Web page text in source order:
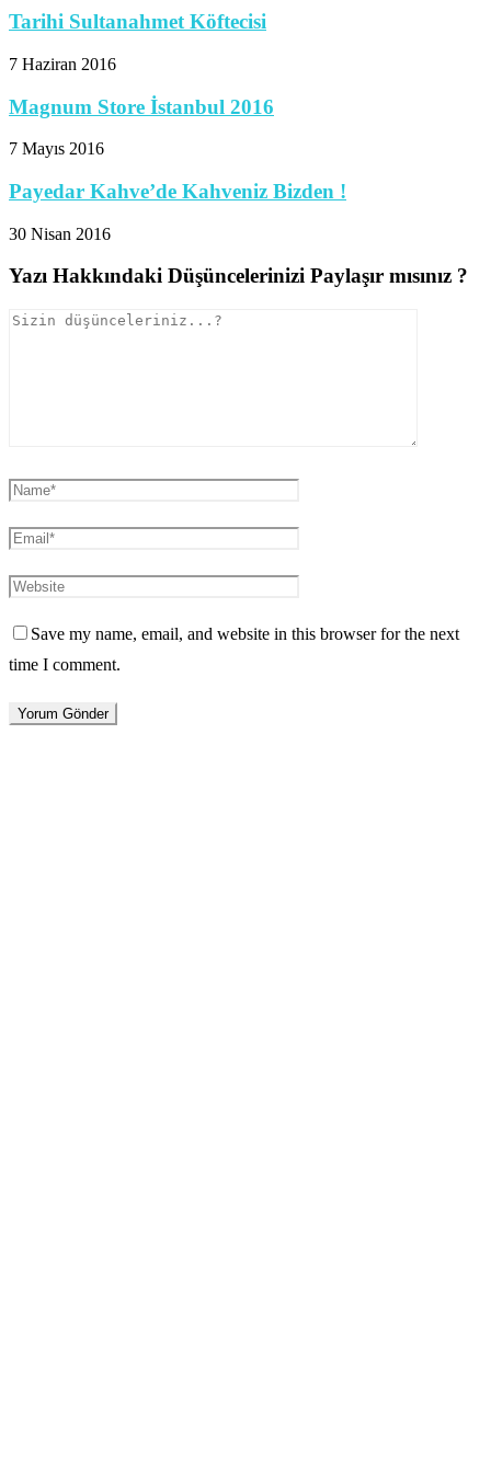
Tarihi Sultanahmet Köftecisi
7 Haziran 2016
Magnum Store İstanbul 2016
7 Mayıs 2016
Payedar Kahve’de Kahveniz Bizden !
30 Nisan 2016
Yazı Hakkındaki Düşüncelerinizi Paylaşır mısınız ?
Save my name, email, and website in this browser for the next
time I comment.